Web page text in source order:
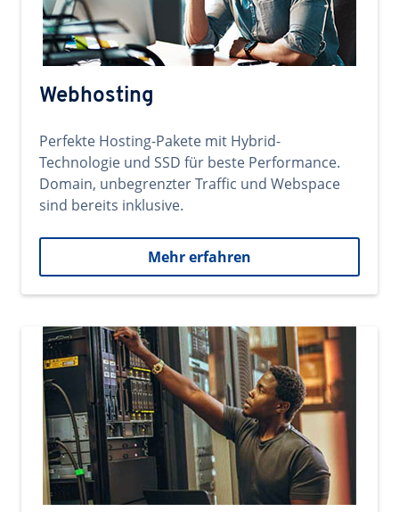
Webhosting
Perfekte Hosting-Pakete mit Hybrid-
Technologie und SSD für beste Performance.
Domain, unbegrenzter Traffic und Webspace
sind bereits inklusive.
Mehr erfahren